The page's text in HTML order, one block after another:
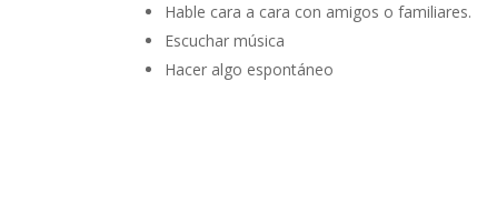
Hable cara a cara con amigos o familiares.
Escuchar música
Hacer algo espontáneo